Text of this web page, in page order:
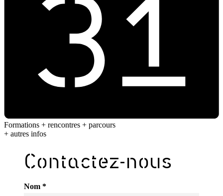
Formations + rencontres + parcours
+ autres infos
Contactez-nous
Nom *